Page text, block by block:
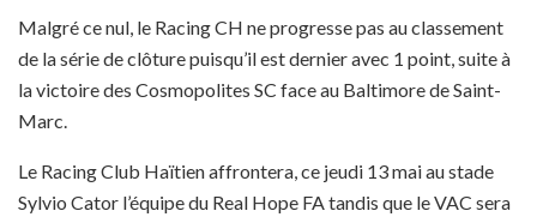
Malgré ce nul, le Racing CH ne progresse pas au classement
de la série de clôture puisqu’il est dernier avec 1 point, suite à
la victoire des Cosmopolites SC face au Baltimore de Saint-
Marc.
Le Racing Club Haïtien affrontera, ce jeudi 13 mai au stade
Sylvio Cator l’équipe du Real Hope FA tandis que le VAC sera